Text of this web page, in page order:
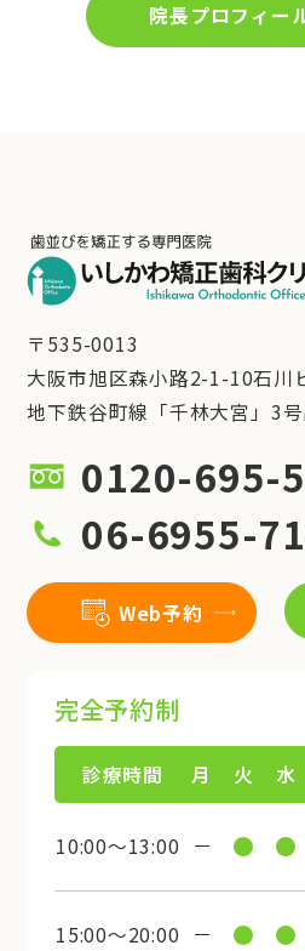
院長プロフィー
〒535-0013
大阪市旭区森小路2-1-10石川
地下鉄谷町線「千林大宮」3
0120-695-
06-6955-
Web予約
完全予約制
診療時間 月 火 水
10:00～13:00
15:00～20:00